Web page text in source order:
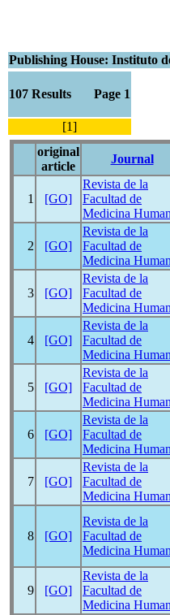
Publishing House: Instituto
107 Results Page 1
[1]
original
article
Journal
1 [GO]
Revista de la
Facultad de
Medicina
2 [GO]
Revista de la
Facultad de
Medicina
3 [GO]
Revista de la
Facultad de
Medicina
4 [GO]
Revista de la
Facultad de
Medicina
5 [GO]
Revista de la
Facultad de
Medicina
6 [GO]
Revista de la
Facultad de
Medicina
7 [GO]
Revista de la
Facultad de
Medicina
8 [GO]
Revista de la
Facultad de
Medicina
9 [GO]
Revista de la
Facultad de
Medicina